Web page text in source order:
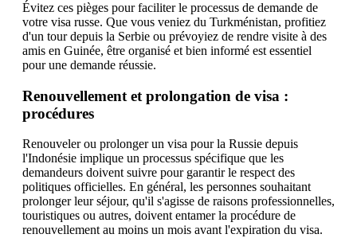
Évitez ces pièges pour faciliter le processus de demande de
votre visa russe. Que vous veniez du Turkménistan, profitiez
d'un tour depuis la Serbie ou prévoyiez de rendre visite à des
amis en Guinée, être organisé et bien informé est essentiel
pour une demande réussie.
Renouvellement et prolongation de visa :
procédures
Renouveler ou prolonger un visa pour la Russie depuis
l'Indonésie implique un processus spécifique que les
demandeurs doivent suivre pour garantir le respect des
politiques officielles. En général, les personnes souhaitant
prolonger leur séjour, qu'il s'agisse de raisons professionnelles,
touristiques ou autres, doivent entamer la procédure de
renouvellement au moins un mois avant l'expiration du visa.